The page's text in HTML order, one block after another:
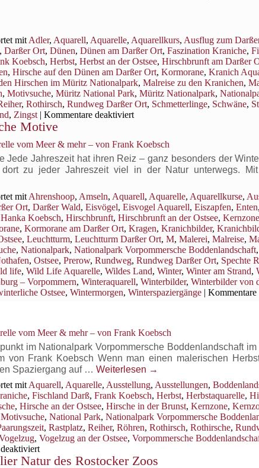
mit Adler, Aquarell, Aquarelle, Aquarellkurs, Ausflug zum
, Darßer Ort, Dünen, Dünen am Darßer Ort, Faszination Kraniche,
Koebsch, Herbst, Herbst an der Ostsee, Hirschbrunft am Darßer
, Hirsche auf den Dünen am Darßer Ort, Kormorane, Kranich
Hirschen im Müritz Nationalpark, Malreise zu den Kranichen,
, Motivsuche, Müritz National Park, Müritz Nationalpark,
, Rothirsch, Rundweg Darßer Ort, Schmetterlinge, Schwäne,
, Zingst | Kommentare deaktiviertfür
–
Hirsche,
Adler,
Schwäne,
…
am
Darßer
Ort
Motive
vom Meer & mehr – von Frank Koebsch
Jede Jahreszeit hat ihren Reiz – ganz besonders der
zu jeder Jahreszeit viel in der Natur unterwegs. Mit
mit Ahrenshoop, Amseln, Aquarell, Aquarelle, Aquarellkurse,
Ort, Darßer Wald, Eisvögel, Eisvogel Aquarell, Eiszapfen, Enten,
Hanka Koebsch, Hirschbrunft, Hirschbrunft an der Ostsee, Kernzone
, Kormorane am Darßer Ort, Kragen, Kranichbilder,
, Leuchtturm, Leuchtturm Darßer Ort, M, Malerei, Malreise,
, Nationalpark, Nationalpark Vorpommersche Boddenlandschaft,
, Ostsee, Prerow, Rundweg, Rundweg Darßer Ort, Spechte
life, Wild Life Aquarelle, Wildes Land, Winter, Winter am Strand,
– Vorpommern, Winteraquarell, Winterbilder, Winterbilder von
Ostsee, Wintermorgen, Winterspaziergänge | Kommentare
vom Meer & mehr – von Frank Koebsch
im Nationalpark Vorpommersche Boddenlandschaft im
von Frank Koebsch Wenn man einen malerischen
Spaziergang auf … Weiterlesen →
mit Aquarell, Aquarelle, Ausstellung, Ausstellungen,
, Fischland Darß, Frank Koebsch, Herbst, Herbstaquarelle,
, Hirsche an der Ostsee, Hirsche in der Brunst, Kernzone,
Motivsuche, National Park, Nationalpark Vorpommersche
, Rastplatz, Reiher, Röhren, Rothirsch, Rothirsche,
, Vogelzug an der Ostsee, Vorpommersche
für
Die
Natur des Rostocker Zoos